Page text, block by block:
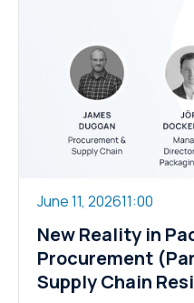
June 11, 202611:00
New Reality in
Procurement
Supply Chain